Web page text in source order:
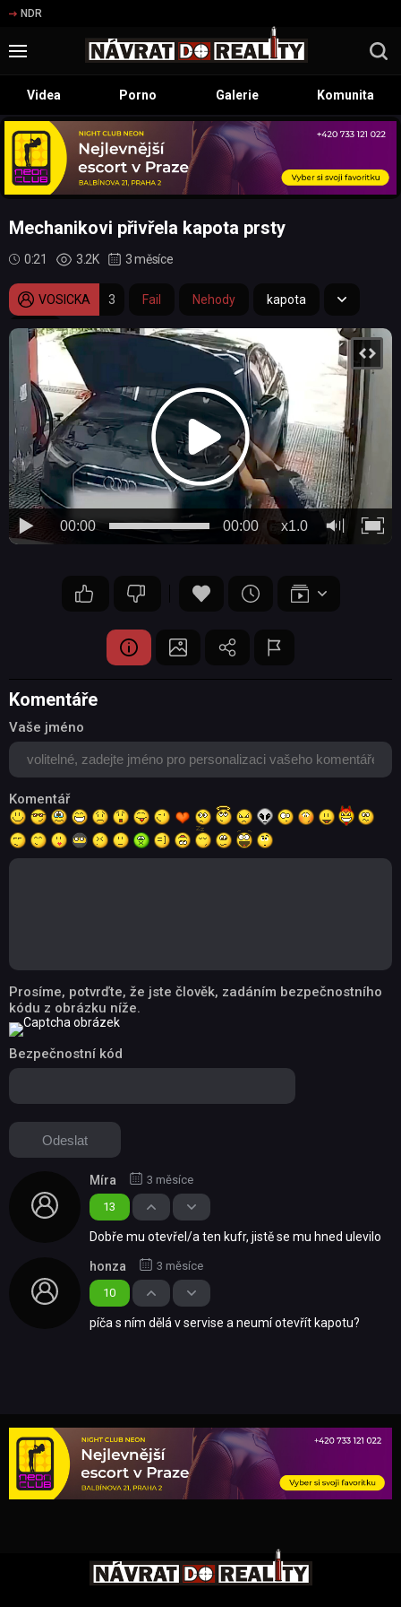
NDR
Videa Porno Galerie Komunita
Mechanikovi přivřela kapota prsty
0:21 3.2K 3 měsíce
VOSICKA 3 Fail Nehody kapota
auto
00:00 x1.0
00:00
Komentáře
Vaše jméno
Komentář
Prosíme, potvrďte, že jste člověk, zadáním bezpečnostního
kódu z obrázku níže.
Bezpečnostní kód
13
Míra 3 měsíce
Dobře mu otevřel/a ten kufr, jistě se mu hned ulevilo
10
honza 3 měsíce
píča s ním dělá v servise a neumí otevřít kapotu?